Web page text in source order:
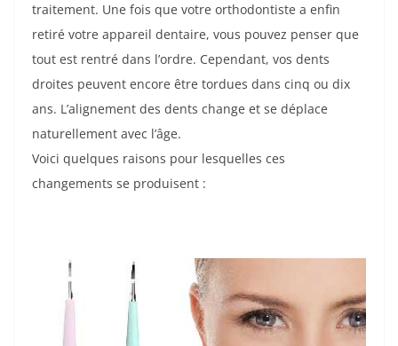
traitement. Une fois que votre orthodontiste a enfin
retiré votre appareil dentaire, vous pouvez penser que
tout est rentré dans l’ordre. Cependant, vos dents
droites peuvent encore être tordues dans cinq ou dix
ans. L’alignement des dents change et se déplace
naturellement avec l’âge.
Voici quelques raisons pour lesquelles ces
changements se produisent :